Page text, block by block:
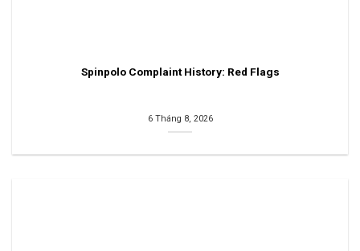
Spinpolo Complaint History: Red Flags
6 Tháng 8, 2026